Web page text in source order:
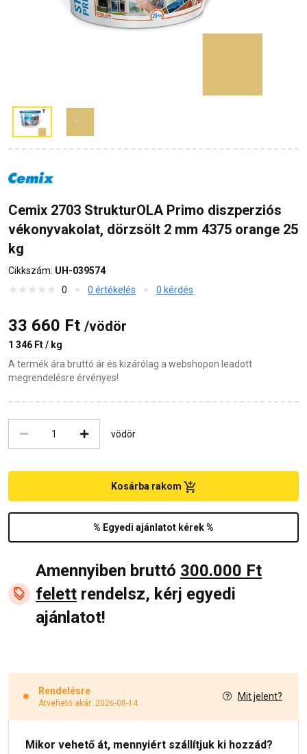
Cemix 2703 StrukturOLA Primo diszperziós
vékonyvakolat, dörzsölt 2 mm 4375 orange 25
kg
Cikkszám: UH-039574
0
0 értékelés 0 kérdés
33 660 Ft /vödör
1 346 Ft / kg
A termék ára bruttó ár és kizárólag a webshopon leadott
megrendelésre érvényes!
vödör
% Egyedi ajánlatot kérek %
Kosárba rakom
Amennyiben bruttó 300.000 Ft
felett rendelsz, kérj egyedi
ajánlatot!
Rendelésre
Átvehető akár: 2026-08-14
Mit jelent?
Mikor vehető át, mennyiért szállítjuk ki hozzád?